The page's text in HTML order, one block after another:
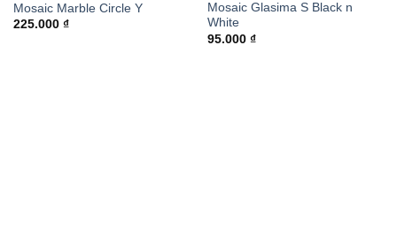
Mosaic Marble Circle Y
225.000 ₫
wishlist
Mosaic Glasima S Black n
White
95.000 ₫